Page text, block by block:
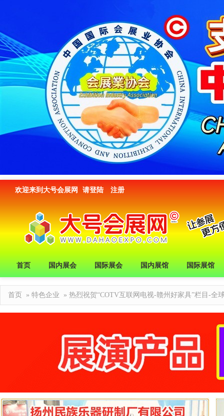
欢迎来到大号会展网 请登陆 注册
首页 国内展会 国际展会 国内展馆 国际展馆
首页 » 特色企业 » 热烈祝贺“COTV互联网电视-赣州好家具”栏目-全